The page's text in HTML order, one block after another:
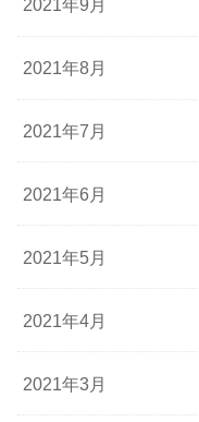
2021年9月
2021年8月
2021年7月
2021年6月
2021年5月
2021年4月
2021年3月